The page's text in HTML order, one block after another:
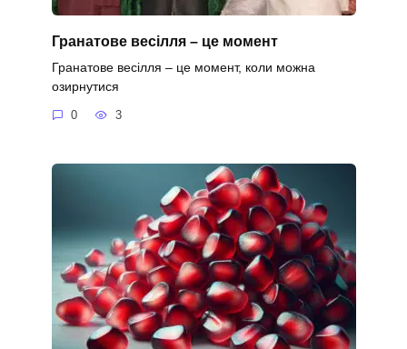
Гранатове весілля – це момент
Гранатове весілля – це момент, коли можна
озирнутися
0 3